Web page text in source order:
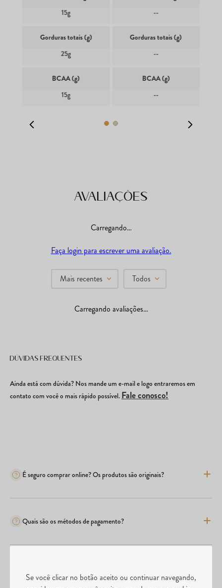
Se você clicar no botão aceito ou continuar navegando,
15g
Gorduras totais (g)
25g
BCAA (g)
15g
--
Gorduras totais (g)
--
BCAA (g)
--
Avaliações
Carregando…
Faça login para escrever uma avaliação.
Mais recentes Todos
Carregando avaliações…
Dúvidas frequentes
Ainda está com dúvida? Nos mande um e-mail e logo entraremos em
contato com você o mais rápido possível. Fale conosco!
É seguro comprar online? Os produtos são originais?
Quais são os métodos de pagamento?